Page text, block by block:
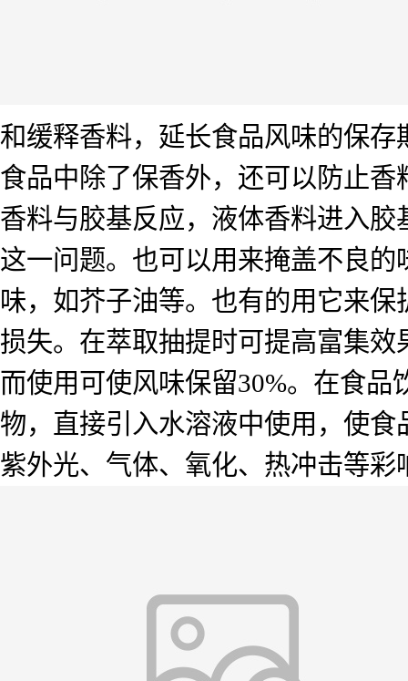
和缓释香料，延长食品风味的保
食品中除了保香外，还可以防止
香料与胶基反应，液体香料进入
这一问题。也可以用来掩盖不良
味，如芥子油等。也有的用它来
损失。在萃取抽提时可提高富集
而使用可使风味保留30%。在食
物，直接引入水溶液中使用，使
紫外光、气体、氧化、热冲击等